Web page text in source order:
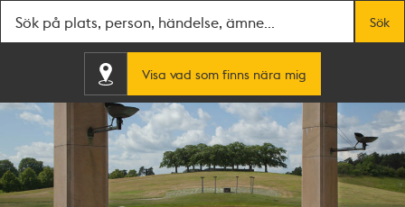
Sök
Visa vad som finns nära mig